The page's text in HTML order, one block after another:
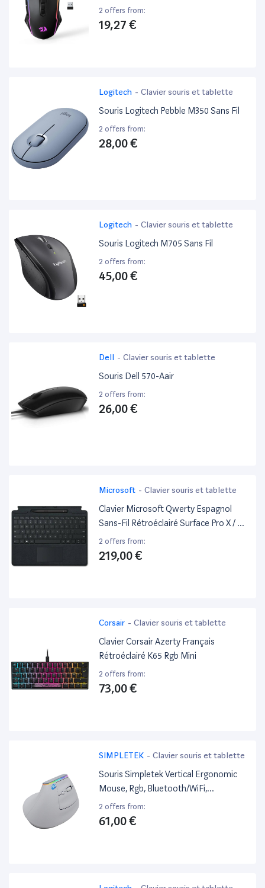
Sans Fil/Filaire 12000Dpi Noir - Bon
État
2 offers from:
19,27 €
Logitech - Clavier souris et tablette
Souris Logitech Pebble M350 Sans Fil
2 offers from:
28,00 €
Logitech - Clavier souris et tablette
Souris Logitech M705 Sans Fil
2 offers from:
45,00 €
Dell - Clavier souris et tablette
Souris Dell 570-Aair
2 offers from:
26,00 €
Microsoft - Clavier souris et tablette
Clavier Microsoft Qwerty Espagnol
Sans-Fil Rétroéclairé Surface Pro X / 8 /
9 Signature Keyboard + Slim Pen
2 offers from:
219,00 €
Corsair - Clavier souris et tablette
Clavier Corsair Azerty Français
Rétroéclairé K65 Rgb Mini
2 offers from:
73,00 €
SIMPLETEK - Clavier souris et tablette
Souris Simpletek Vertical Ergonomic
Mouse, Rgb, Bluetooth/WiFi,
Integrated Battery Sans Fil
2 offers from:
61,00 €